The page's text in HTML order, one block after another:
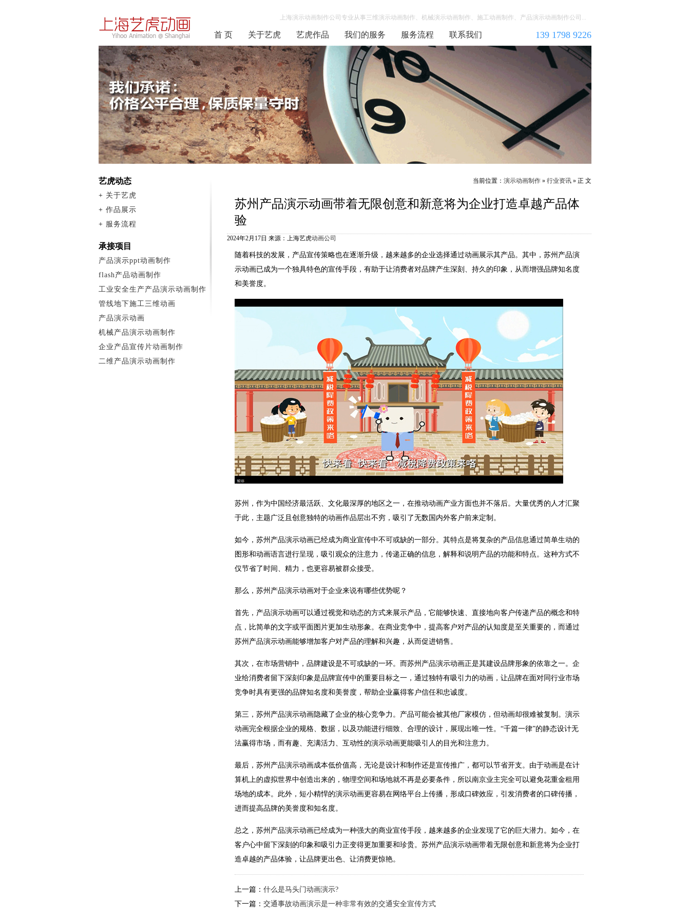
上海演示动画制作公司专业从事三维演示动画制作、机械演示动画制作、施工动画制作、产品演示动画制作公司...
首 页 关于艺虎 艺虎作品 我们的服务 服务流程 联系我们 139 1798 9226
当前位置： 演示动画制作 » 行业资讯 » 正 文
苏州产品演示动画带着无限创意和新意将为企业打造卓越产品体
验
2024年2月17日 来源：上海艺虎动画公司
随着科技的发展，产品宣传策略也在逐渐升级，越来越多的企业选择通过动画展示其产品。其中，苏州产品演
示动画已成为一个独具特色的宣传手段，有助于让消费者对品牌产生深刻、持久的印象，从而增强品牌知名度
和美誉度。
苏州，作为中国经济最活跃、文化最深厚的地区之一，在推动动画产业方面也并不落后。大量优秀的人才汇聚
于此，主题广泛且创意独特的动画作品层出不穷，吸引了无数国内外客户前来定制。
如今，苏州产品演示动画已经成为商业宣传中不可或缺的一部分。其特点是将复杂的产品信息通过简单生动的
图形和动画语言进行呈现，吸引观众的注意力，传递正确的信息，解释和说明产品的功能和特点。这种方式不
仅节省了时间、精力，也更容易被群众接受。
那么，苏州产品演示动画对于企业来说有哪些优势呢？
首先，产品演示动画可以通过视觉和动态的方式来展示产品，它能够快速、直接地向客户传递产品的概念和特
点，比简单的文字或平面图片更加生动形象。在商业竞争中，提高客户对产品的认知度是至关重要的，而通过
苏州产品演示动画能够增加客户对产品的理解和兴趣，从而促进销售。
其次，在市场营销中，品牌建设是不可或缺的一环。而苏州产品演示动画正是其建设品牌形象的依靠之一。企
业给消费者留下深刻印象是品牌宣传中的重要目标之一，通过独特有吸引力的动画，让品牌在面对同行业市场
竞争时具有更强的品牌知名度和美誉度，帮助企业赢得客户信任和忠诚度。
第三，苏州产品演示动画隐藏了企业的核心竞争力。产品可能会被其他厂家模仿，但动画却很难被复制。演示
动画完全根据企业的规格、数据，以及功能进行细致、合理的设计，展现出唯一性。“千篇一律”的静态设计无
法赢得市场，而有趣、充满活力、互动性的演示动画更能吸引人的目光和注意力。
最后，苏州产品演示动画成本低价值高，无论是设计和制作还是宣传推广，都可以节省开支。由于动画是在计
算机上的虚拟世界中创造出来的，物理空间和场地就不再是必要条件，所以南京业主完全可以避免花重金租用
场地的成本。此外，短小精悍的演示动画更容易在网络平台上传播，形成口碑效应，引发消费者的口碑传播，
进而提高品牌的美誉度和知名度。
总之，苏州产品演示动画已经成为一种强大的商业宣传手段，越来越多的企业发现了它的巨大潜力。如今，在
客户心中留下深刻的印象和吸引力正变得更加重要和珍贵。苏州产品演示动画带着无限创意和新意将为企业打
造卓越的产品体验，让品牌更出色、让消费更惊艳。
上一篇： 什么是马头门动画演示?
下一篇： 交通事故动画演示是一种非常有效的交通安全宣传方式
艺虎动态
+ 关于艺虎
+ 作品展示
+ 服务流程
承接项目
产品演示ppt动画制作
flash产品动画制作
工业安全生产产品演示动画制作
管线地下施工三维动画
产品演示动画
机械产品演示动画制作
企业产品宣传片动画制作
二维产品演示动画制作